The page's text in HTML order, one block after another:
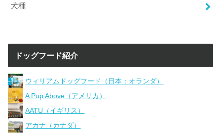
犬種
ドッグフード紹介
ウィリアムドッグフード（日本：オランダ）
A Pup Above（アメリカ）
AATU（イギリス）
アカナ（カナダ）